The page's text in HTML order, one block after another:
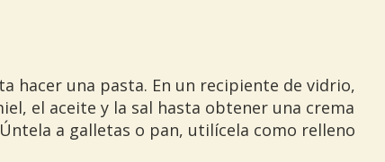
hacer una pasta. En un recipiente de vidrio,
el aceite y la sal hasta obtener una crema
a galletas o pan, utilícela como relleno